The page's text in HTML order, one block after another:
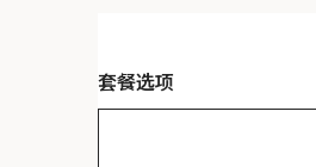
套餐选项